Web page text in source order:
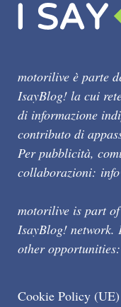
motorilive è parte
IsayBlog! la cui
di informazione
contributo di
Per pubblicità,
collaborazioni:
motorilive is part
IsayBlog! network.
other opportunities:
Cookie Policy (UE)